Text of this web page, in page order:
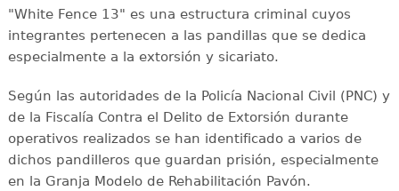
"White Fence 13" es una estructura criminal cuyos
integrantes pertenecen a las pandillas que se dedica
especialmente a la extorsión y sicariato.
Según las autoridades de la Policía Nacional Civil (PNC) y
de la Fiscalía Contra el Delito de Extorsión durante
operativos realizados se han identificado a varios de
dichos pandilleros que guardan prisión, especialmente
en la Granja Modelo de Rehabilitación Pavón.